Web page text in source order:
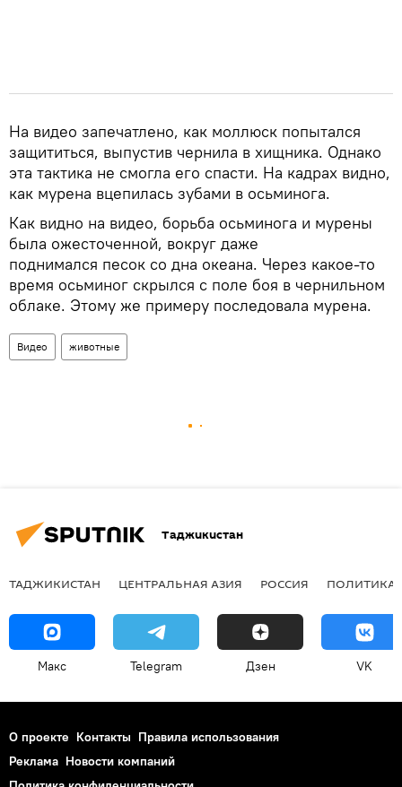
На видео запечатлено, как моллюск попытался
защититься, выпустив чернила в хищника. Однако
эта тактика не смогла его спасти. На кадрах видно,
как мурена вцепилась зубами в осьминога.
Как видно на видео, борьба осьминога и мурены
была ожесточенной, вокруг даже
поднимался песок со дна океана. Через какое-то
время осьминог скрылся с поле боя в чернильном
облаке. Этому же примеру последовала мурена.
Видео животные
Таджикистан
ТАДЖИКИСТАН ЦЕНТРАЛЬНАЯ АЗИЯ РОССИЯ ПОЛИТИКА
Макс Telegram Дзен VK
О проекте Контакты Правила использования
Реклама Новости компаний